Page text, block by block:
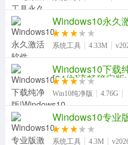
Windows10永久
系统工具 4.33M
Windows10下载
[64位]流畅稳定
Win10纯净版 4.76G
Windows10专业
系统工具 4.3M